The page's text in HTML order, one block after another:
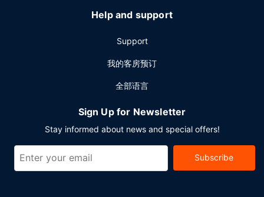
Help and support
Support
我的客房预订
全部语言
Sign Up for Newsletter
Stay informed about news and special offers!
Subscribe